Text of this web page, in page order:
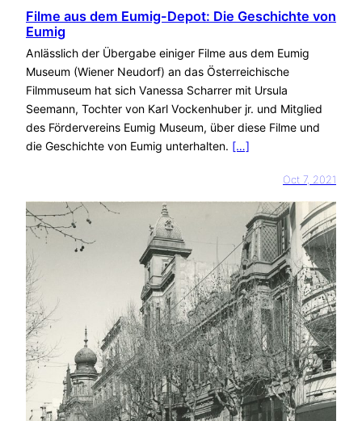
Filme aus dem Eumig-Depot: Die Geschichte von
Eumig
Anlässlich der Übergabe einiger Filme aus dem Eumig
Museum (Wiener Neudorf) an das Österreichische
Filmmuseum hat sich Vanessa Scharrer mit Ursula
Seemann, Tochter von Karl Vockenhuber jr. und Mitglied
des Fördervereins Eumig Museum, über diese Filme und
die Geschichte von Eumig unterhalten. […]
Oct 7, 2021